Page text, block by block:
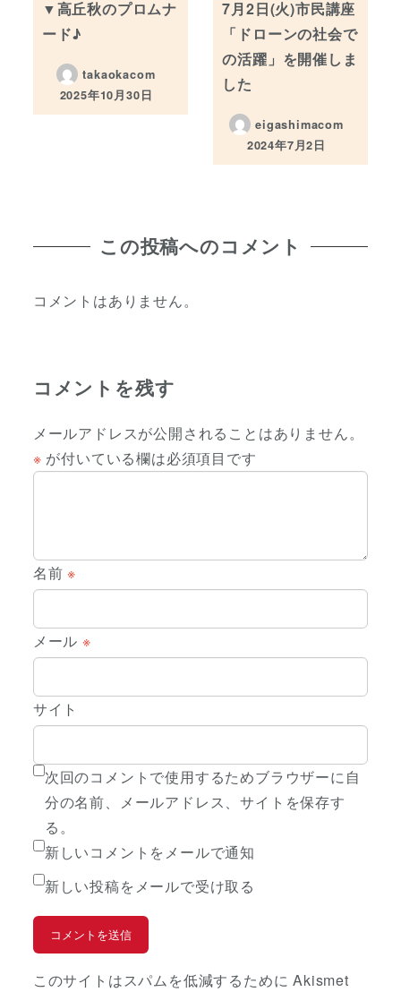
▼高丘秋のプロムナ
ード♪
takaokacom
投稿日
2025年10月30日
7月2日(火)市民講座
「ドローンの社会で
の活躍」を開催しま
した
eigashimacom
投稿日
2024年7月2日
この投稿へのコメント
コメントはありません。
コメントを残す
メールアドレスが公開されることはありません。
※ が付いている欄は必須項目です
名前※
メール ※
サイト
次回のコメントで使用するためブラウザーに自
分の名前、メールアドレス、サイトを保存す
る。
新しいコメントをメールで通知
新しい投稿をメールで受け取る
このサイトはスパムを低減するために Akismet